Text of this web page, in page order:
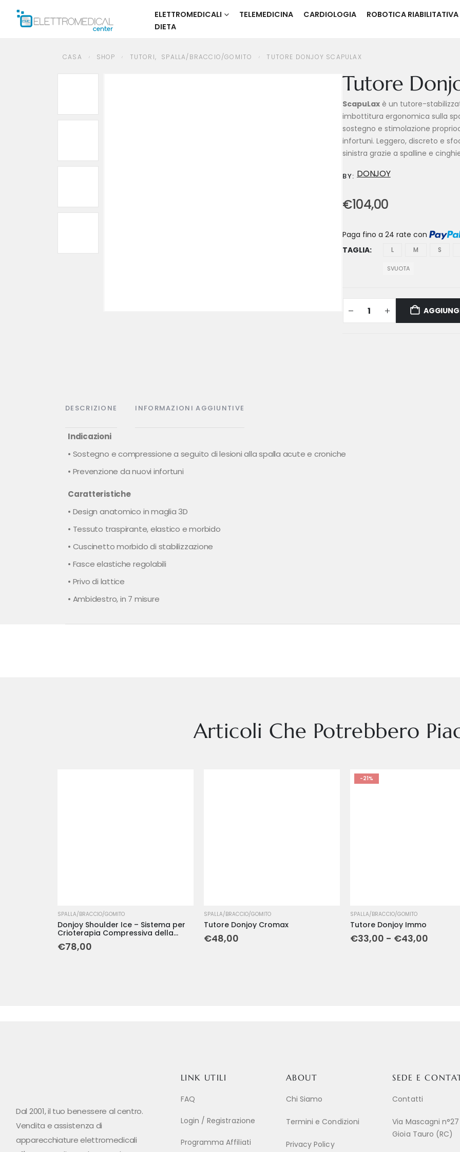
ELETTROMEDICALI TELEMEDICINA CARDIOLOGIA ROBOTICA RIABILITATIVA
DIETA
TUTORE DONJOY SCAPULAX
CASA SHOP TUTORI, SPALLA/BRACCIO/GOMITO TUTORE DONJOY SCAPULAX
Tutore
ScapuLax è un tutore-
imbottitura ergonomica sulla
sostegno e stimolazione
infortuni. Leggero, discreto e
sinistra grazie a spalline e
BY: DONJOY
€104,00
Paga fino a 24 rate con
TAGLIA
L M S
SVUOTA
DESCRIZIONE INFORMAZIONI AGGIUNTIVE
Indicazioni
• Sostegno e compressione a seguito di lesioni alla spalla acute e croniche
• Prevenzione da nuovi infortuni
Caratteristiche
• Design anatomico in maglia 3D
• Tessuto traspirante, elastico e morbido
• Cuscinetto morbido di stabilizzazione
• Fasce elastiche regolabili
• Privo di lattice
• Ambidestro, in 7 misure
Articoli Che Potrebbero
SPALLA/BRACCIO/GOMITO
Donjoy Shoulder Ice – Sistema per
Crioterapia Compressiva della
Spalla
€78,00
SPALLA/BRACCIO/GOMITO
Tutore Donjoy Cromax
€48,00
-21%
SPALLA/BRACCIO/GOMITO
Tutore Donjoy Immo
€33,00 - €43,00
Dal 2001, il tuo benessere al centro.
Vendita e assistenza di
apparecchiature elettromedicali
LINK UTILI
FAQ
Login / Registrazione
Programma Affiliati
ABOUT
Chi Siamo
Termini e Condizioni
Privacy Policy
SEDE E
Contatti
Via Mascagni
Gioia Tauro (RC)